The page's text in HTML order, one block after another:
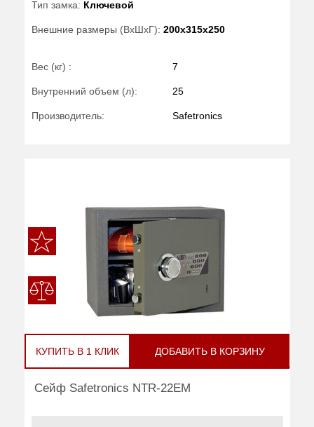
Тип замка: Ключевой
Внешние размеры (ВхШхГ): 200x315x250
Вес (кг) : 7
Внутренний объем (л): 25
Производитель: Safetronics
КУПИТЬ В 1 КЛИК ДОБАВИТЬ В КОРЗИНУ
Сейф Safetronics NTR-22EM